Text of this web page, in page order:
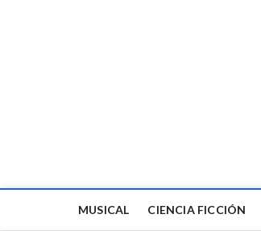
MUSICAL CIENCIA FICCIÓN